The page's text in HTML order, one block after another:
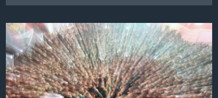
اعتراضات مردمی آبان ۹۸
اسرائیل در جنگ
نرگس محمدی برنده جایزه نوبل صلح
همایش محافظه‌کاران آمریکا «سی‌پک»
صفحه‌های ویژه
سفر پرزیدنت ترامپ به چین